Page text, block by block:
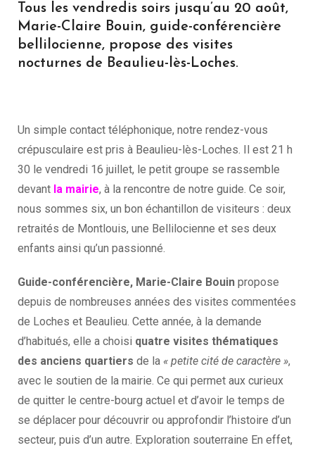
Tous les vendredis soirs jusqu’au 20 août,
Marie-Claire Bouin, guide-conférencière
bellilocienne, propose des visites
nocturnes de Beaulieu-lès-Loches.
Un simple contact téléphonique, notre rendez-vous
crépusculaire est pris à Beaulieu-lès-Loches. Il est 21 h
30 le vendredi 16 juillet, le petit groupe se rassemble
devant la mairie, à la rencontre de notre guide. Ce soir,
nous sommes six, un bon échantillon de visiteurs : deux
retraités de Montlouis, une Bellilocienne et ses deux
enfants ainsi qu’un passionné.
Guide-conférencière, Marie-Claire Bouin propose
depuis de nombreuses années des visites commentées
de Loches et Beaulieu. Cette année, à la demande
d’habitués, elle a choisi quatre visites thématiques
des anciens quartiers de la « petite cité de caractère »,
avec le soutien de la mairie. Ce qui permet aux curieux
de quitter le centre-bourg actuel et d’avoir le temps de
se déplacer pour découvrir ou approfondir l’histoire d’un
secteur, puis d’un autre. Exploration souterraine En effet,